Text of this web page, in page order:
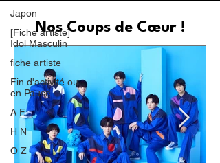
Japon
[Fiche artiste]
Idol Masculin
fiche artiste
Fin d'activité ou
en Pause
A F
H N
O Z
Nos Coups de Cœur !